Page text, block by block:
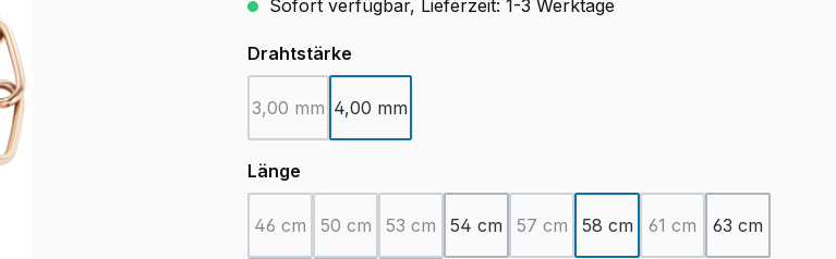
Sofort verfügbar, Lieferzeit: 1-3 Werktage
Drahtstärke
3,00 mm
(Diese Option ist zurzeit nicht verfügbar.)
4,00 mm
Länge
46 cm
(Diese Option ist zurzeit nicht verfügbar.)
50 cm
(Diese Option ist zurzeit nicht verfügbar.)
53 cm
(Diese Option ist zurzeit nicht verfügbar.)
54 cm 57 cm
(Diese Option ist zurzeit nicht verfügbar.)
58 cm 61 cm
(Diese Option ist
63 cm